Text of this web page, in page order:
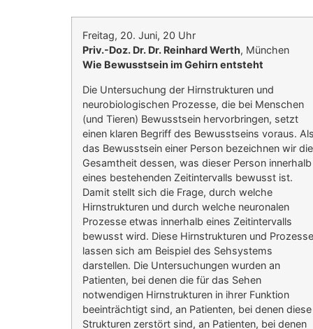
Freitag, 20. Juni, 20 Uhr
Priv.-Doz. Dr. Dr. Reinhard Werth, München
Wie Bewusstsein im Gehirn entsteht
Die Untersuchung der Hirnstrukturen und
neurobiologischen Prozesse, die bei Menschen
(und Tieren) Bewusstsein hervorbringen, setzt
einen klaren Begriff des Bewusstseins voraus.
das Bewusstsein einer Person bezeichnen wir die
Gesamtheit dessen, was dieser Person innerhalb
eines bestehenden Zeitintervalls bewusst ist.
Damit stellt sich die Frage, durch welche
Hirnstrukturen und durch welche neuronalen
Prozesse etwas innerhalb eines Zeitintervalls
bewusst wird. Diese Hirnstrukturen und Prozesse
lassen sich am Beispiel des Sehsystems
darstellen. Die Untersuchungen wurden an
Patienten, bei denen die für das Sehen
notwendigen Hirnstrukturen in ihrer Funktion
beeinträchtigt sind, an Patienten, bei denen diese
Strukturen zerstört sind, an Patienten, bei denen